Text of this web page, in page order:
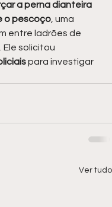
a perna dianteira
o pescoço, uma
entre ladrões de
Ele solicitou
para investigar
Ver tudo